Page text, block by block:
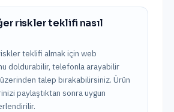
riskler teklifi nasıl
teklifi almak için web
doldurabilir, telefonla arayabilir
talep bırakabilirsiniz. Ürün
paylaştıktan sonra uygun